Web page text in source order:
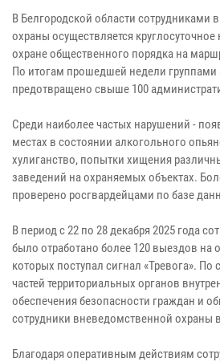
В Белгородской области сотрудниками
охраны осуществляется
охране общественного порядка на
По итогам прошедшей недели группами
предотвращено свыше 100
Среди наиболее частых нарушений -
местах в состоянии алкогольного
хулиганство, попытки хищения
заведений на охраняемых объектах.
проверено росгвардейцами по базе
В период с 22 по 28 декабря 2025 года
было отработано более 120 выездов на
которых поступал сигнал «Тревога».
частей территориальных органов
обеспечения безопасности граждан и
сотрудники вневедомственной охраны
Благодаря оперативным действиям